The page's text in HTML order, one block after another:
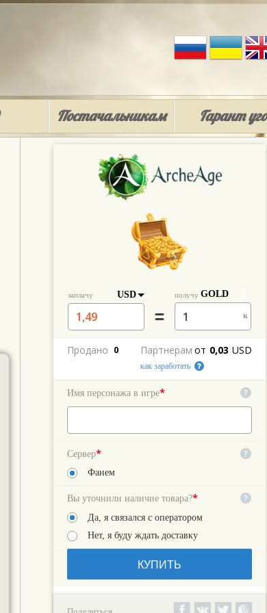
Постачальникам Гарант
заплачу USD получу GOLD
к
Продано 0 Партнерам от 0,03 USD
как заработать
Имя персонажа в игре* ?
Сервер* ?
Фанем
Вы уточнили наличие товара?* ?
Да, я связался с оператором
Нет, я буду ждать доставку
КУПИТЬ